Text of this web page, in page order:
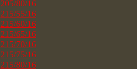
205/80/16
215/55/16
215/60/16
215/65/16
215/70/16
215/75/16
215/80/16